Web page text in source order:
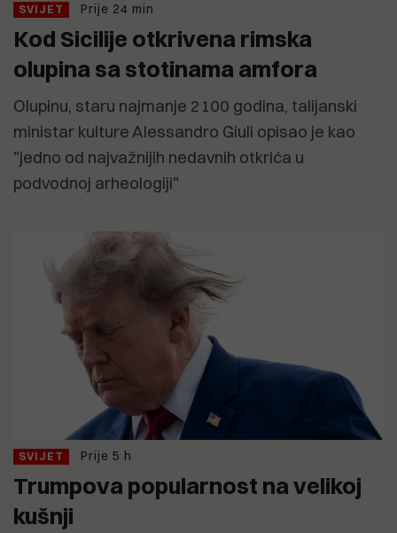
SVIJET Prije 24 min
Kod Sicilije otkrivena rimska
olupina sa stotinama amfora
Olupinu, staru najmanje 2100 godina, talijanski
ministar kulture Alessandro Giuli opisao je kao
"jedno od najvažnijih nedavnih otkrića u
podvodnoj arheologiji"
SVIJET Prije 5 h
Trumpova popularnost na velikoj
kušnji